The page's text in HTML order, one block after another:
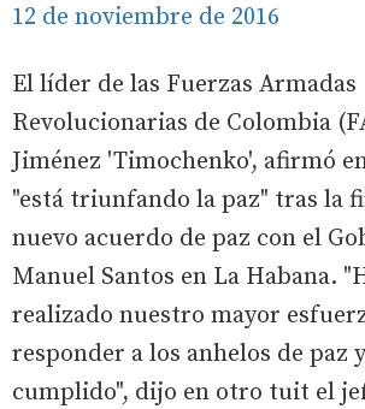
12 de noviembre de 2016
El líder de las Fuerzas Armadas
Revolucionarias de Colombia
Jiménez 'Timochenko', afirmó
"está triunfando la paz" tras la
nuevo acuerdo de paz con el
Manuel Santos en La Habana.
realizado nuestro mayor
responder a los anhelos de paz
cumplido", dijo en otro tuit el